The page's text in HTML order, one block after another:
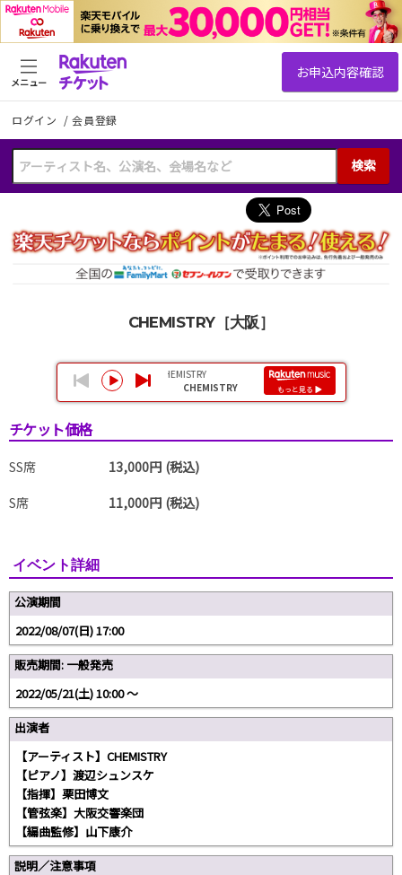
ログイン /会員登録
検索
メニュー
CHEMISTRY［大阪］
チケット価格
SS席
13,000円 (税込)
S席
11,000円 (税込)
イベント詳細
公演期間
2022/08/07(日) 17:00
販売期間: 一般発売
2022/05/21(土) 10:00 〜
出演者
【アーティスト】CHEMISTRY
【ピアノ】渡辺シュンスケ
【指揮】栗田博文
【管弦楽】大阪交響楽団
【編曲監修】山下康介
説明／注意事項